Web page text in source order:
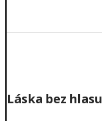
Láska bez hlasu